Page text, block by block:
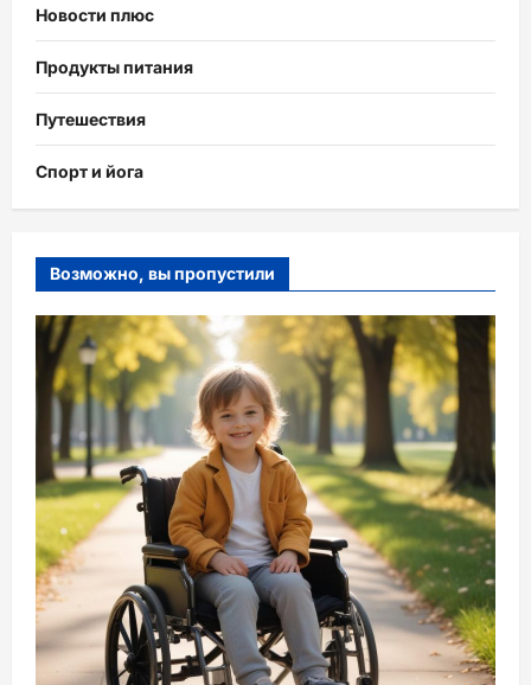
Новости плюс
Продукты питания
Путешествия
Спорт и йога
Возможно, вы пропустили